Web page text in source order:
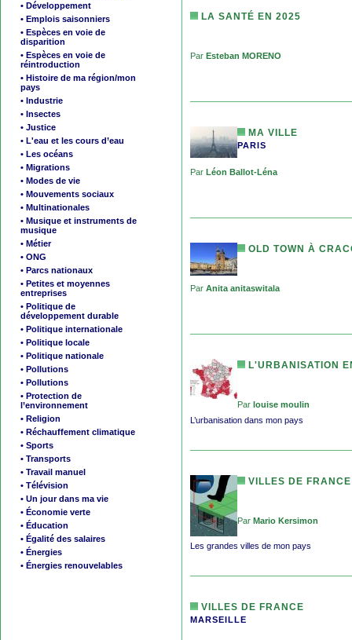
• Développement
• Emplois saisonniers
• Espèces en voie de
disparition
• Espèces en voie de
réintroduction
• Histoire de ma région/mon
pays
• Industrie
• Insectes
• Justice
• L'eau et les cours d’eau
• Les océans
• Migrations
• Modes de vie
• Mouvements sociaux
• Multinationales
• Musique et instruments de
musique
• Métier
• ONG
• Parcs nationaux
• Petites et moyennes
entreprises
• Politique de
développement durable
• Politique internationale
• Politique locale
• Politique nationale
• Pollutions
• Pollutions
• Protection de
l’environnement
• Religion
• Réchauffement climatique
• Sports
• Transports
• Travail manuel
• Télévision
• Un jour dans ma vie
• Économie verte
• Éducation
• Égalité des salaires
• Énergies
• Énergies renouvelables
LA SANTÉ EN 2025
Par Esteban MORENO
MA VILLE
PARIS
Par Léon Ballot-Léna
OLD TOWN À
Par Anita anitaswitala
L'URBANISATION
Par louise moulin
L’urbanisation dans mon pays
VILLES DE
Par Mario Kersimon
Les grandes villes de mon pays
VILLES DE FRANCE
MARSEILLE